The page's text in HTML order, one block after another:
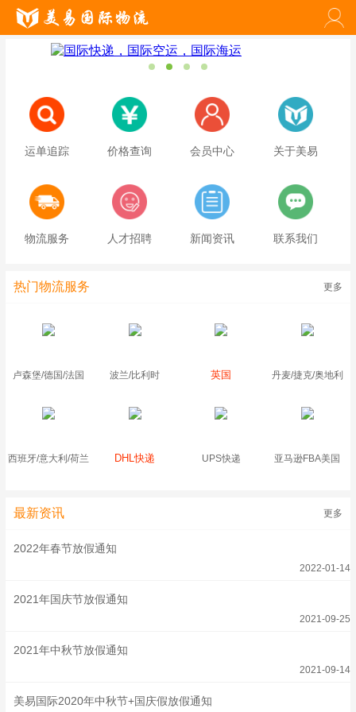
运单追踪 价格查询 会员中心 关于美易
物流服务 人才招聘 新闻资讯 联系我们
热门物流服务 更多
卢森堡/德国/法国 波兰/比利时 英国 丹麦/捷克/奥地利
西班牙/意大利/荷兰 DHL快递 UPS快递 亚马逊FBA美国
最新资讯 更多
2022年春节放假通知
2022-01-14
2021年国庆节放假通知
2021-09-25
2021年中秋节放假通知
2021-09-14
美易国际2020年中秋节+国庆假放假通知